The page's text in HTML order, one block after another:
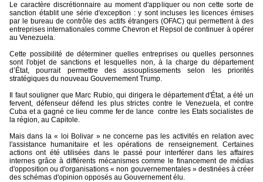
Le caractère discrétionnaire au moment d'appliquer ou non cette sorte de
sanction établit une série d'exception : y sont incluses les licences émises
par le bureau de contrôle des actifs étrangers (OFAC) qui permettent à des
entreprises internationales comme Chevron et Repsol de continuer à opérer
au Venezuela.
Cette possibilité de déterminer quelles entreprises ou quelles personnes
sont l'objet de sanctions et lesquelles non, à la charge du département
d’État, pourrait permettre des assouplissements selon les priorités
stratégiques du nouveau Gouvernement Trump.
Il faut souligner que Marc Rubio, qui dirigera le département d'État, a été un
fervent, défenseur défend les plus strictes contre le Venezuela, et contre
Cuba et a gagné ce lieu comme fer de lance contre les Etats socialistes de
la région, au Capitole.
Mais dans la « loi Bolivar » ne concerne pas les activités en relation avec
l'assistance humanitaire et les opérations de renseignement. Certaines
actions ont été utilisées dans le passé pour interférer dans les affaires
internes grâce à différents mécanismes comme le financement de médias
d'opposition ou d'organisations « non gouvernementales » destinées à créer
des schémas d'opinion opposés au Gouvernement élu.